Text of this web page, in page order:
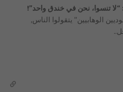
“لا تنسوا، نحن في خندق واحد”!
الوهابيين” يتقولوا الناس,